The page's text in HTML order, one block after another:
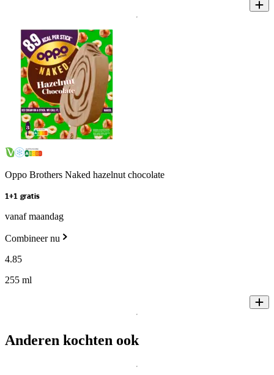
Oppo Brothers Naked hazelnut chocolate
1+1 gratis
vanaf maandag
Combineer nu
4.85
255 ml
Anderen kochten ook